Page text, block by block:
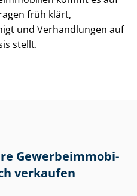
früh klärt,
und Verhandlungen auf
stellt.
Ge­wer­be­im­mo­bi­
verkaufen